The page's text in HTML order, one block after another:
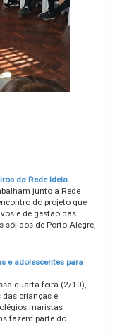
da Rede Ideia
junto a Rede
do projeto que
e de gestão das
sólidos de Porto Alegre,
e adolescentes para
quarta-feira (2/10),
crianças e
maristas
fazem parte do